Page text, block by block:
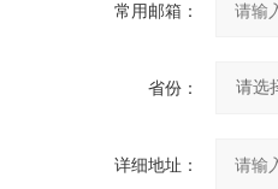
常用邮箱：
省份：
详细地址：